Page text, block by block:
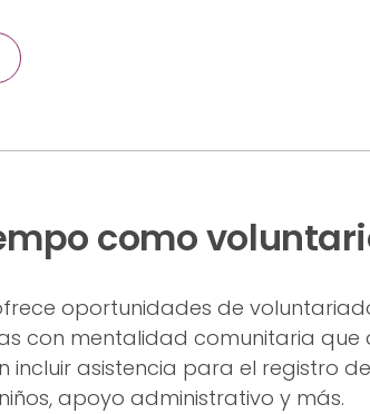
como
oportunidades de
con mentalidad comunitaria que
incluir asistencia para el registro
apoyo administrativo y más.